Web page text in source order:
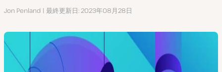
執
Jon Penland 最終更新日 2023年08月28日